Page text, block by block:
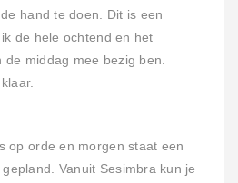
hand te doen. Dit is een
de hele ochtend en het
middag mee bezig ben.
op orde en morgen staat een
Vanuit Sesimbra kun je